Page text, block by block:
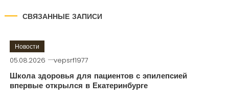
СВЯЗАННЫЕ ЗАПИСИ
Новости
05.08.2026 vepsrf1977
Школа здоровья для пациентов с эпилепсией
впервые открылся в Екатеринбурге